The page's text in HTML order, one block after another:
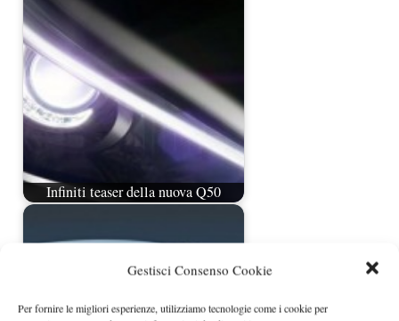
Gestisci Consenso Cookie
Per fornire le migliori esperienze, utilizziamo tecnologie come i cookie per
Infiniti teaser della nuova Q50